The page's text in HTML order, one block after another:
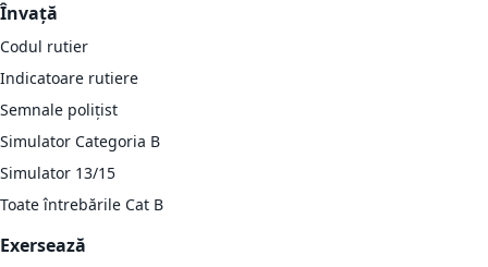
Învață
Codul rutier
Indicatoare rutiere
Semnale polițist
Simulator Categoria B
Simulator 13/15
Toate întrebările Cat B
Exersează